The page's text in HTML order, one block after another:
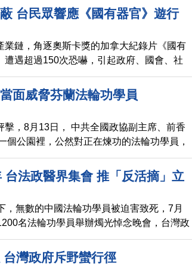
中共停止迫害法輪功。
台民眾響應《國有器官》遊行
業鏈，角逐奧斯卡獎的加拿大紀錄片《國有
遭遇超過150次恐嚇，引起政府、國會、社
澳洲、美國等多國放映也遭遇恐嚇。228前
記者會與遊行，呼籲拒絕紅色跨境鎮壓，
入遊行隊伍，包括關心中國影星于朦朧的
面威脅芬蘭法輪功學員
擊，8月13日， 中共全國政協副主席、前香
個公園裡，公然對正在煉功的法輪功學員，
表示，不允許任何人干擾法輪功學員的活
台法政醫界集會 推「反活摘」立
，無數的中國法輪功學員被迫害致死，7月
名法輪功學員舉辦燭光悼念晚會，台灣政
援，呼籲制止中共活摘器官，推動立法。
灣政府斥野蠻行徑